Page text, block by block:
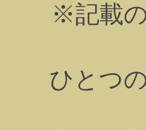
※記載
ひとつ